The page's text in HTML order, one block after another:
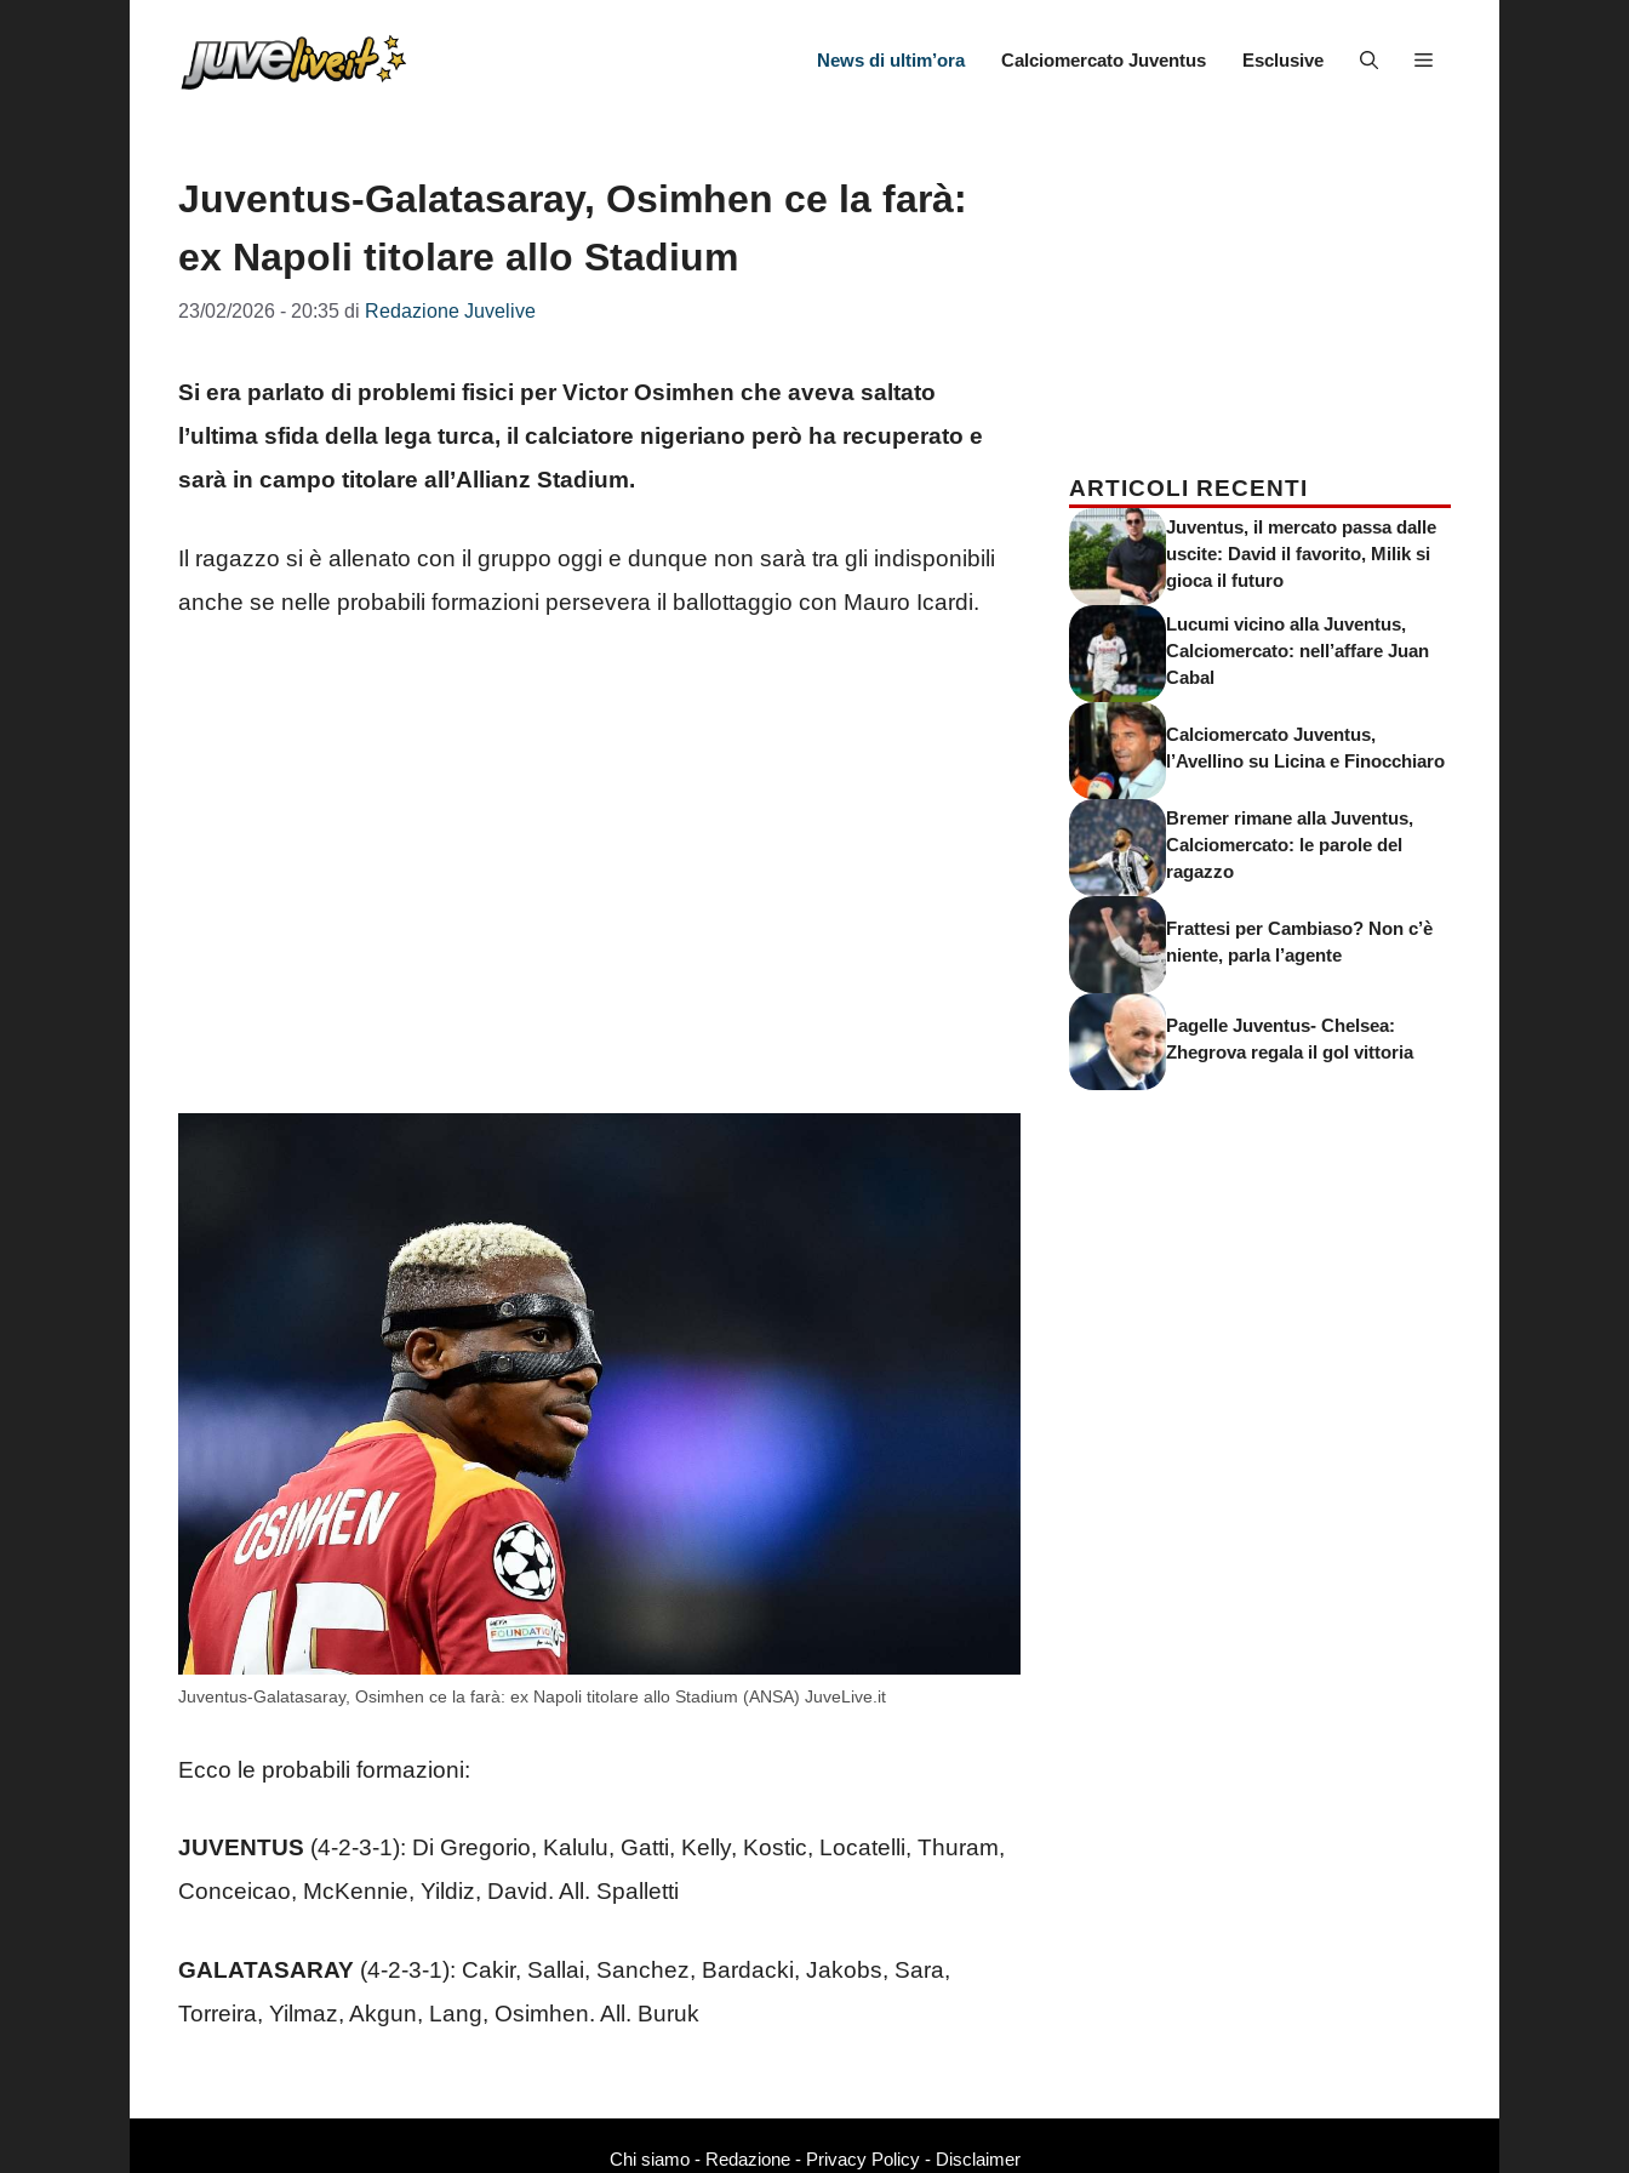
News di ultim’ora Calciomercato Juventus Esclusive
Juventus-Galatasaray, Osimhen ce la farà:
ex Napoli titolare allo Stadium
23/02/2026 - 20:35 di Redazione Juvelive
Si era parlato di problemi fisici per Victor Osimhen che aveva saltato
l’ultima sfida della lega turca, il calciatore nigeriano però ha recuperato e
sarà in campo titolare all’Allianz Stadium.
Il ragazzo si è allenato con il gruppo oggi e dunque non sarà tra gli indisponibili
anche se nelle probabili formazioni persevera il ballottaggio con Mauro Icardi.
Juventus-Galatasaray, Osimhen ce la farà: ex Napoli titolare allo Stadium (ANSA) JuveLive.it
Ecco le probabili formazioni:
JUVENTUS (4-2-3-1): Di Gregorio, Kalulu, Gatti, Kelly, Kostic, Locatelli, Thuram,
Conceicao, McKennie, Yildiz, David. All. Spalletti
GALATASARAY (4-2-3-1): Cakir, Sallai, Sanchez, Bardacki, Jakobs, Sara,
Torreira, Yilmaz, Akgun, Lang, Osimhen. All. Buruk
ARTICOLI RECENTI
Juventus, il mercato passa dalle
uscite: David il favorito, Milik si
gioca il futuro
Lucumi vicino alla Juventus,
Calciomercato: nell’affare Juan
Cabal
Calciomercato Juventus,
l’Avellino su Licina e Finocchiaro
Bremer rimane alla Juventus,
Calciomercato: le parole del
ragazzo
Frattesi per Cambiaso? Non c’è
niente, parla l’agente
Pagelle Juventus- Chelsea:
Zhegrova regala il gol vittoria
Chi siamo- Redazione- Privacy Policy- Disclaimer